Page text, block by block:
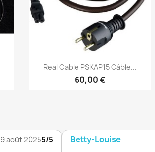
Aperçu rapide
Real Cable PSKAP15 Câble...
60,00 €
9 août 20255/5 Betty-Louise